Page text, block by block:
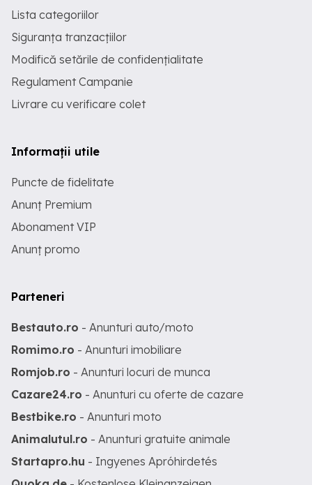
Lista categoriilor
Siguranța tranzacțiilor
Modifică setările de confidențialitate
Regulament Campanie
Livrare cu verificare colet
Informații utile
Puncte de fidelitate
Anunț Premium
Abonament VIP
Anunț promo
Parteneri
Bestauto.ro - Anunturi auto/moto
Romimo.ro - Anunturi imobiliare
Romjob.ro - Anunturi locuri de munca
Cazare24.ro - Anunturi cu oferte de cazare
Bestbike.ro - Anunturi moto
Animalutul.ro - Anunturi gratuite animale
Startapro.hu - Ingyenes Apróhirdetés